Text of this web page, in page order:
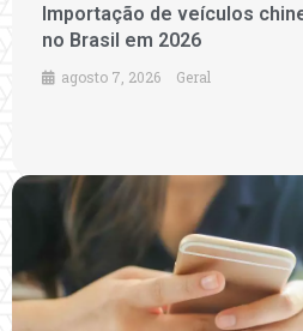
Importação de veículos
no Brasil em 2026
agosto 7, 2026 Geral